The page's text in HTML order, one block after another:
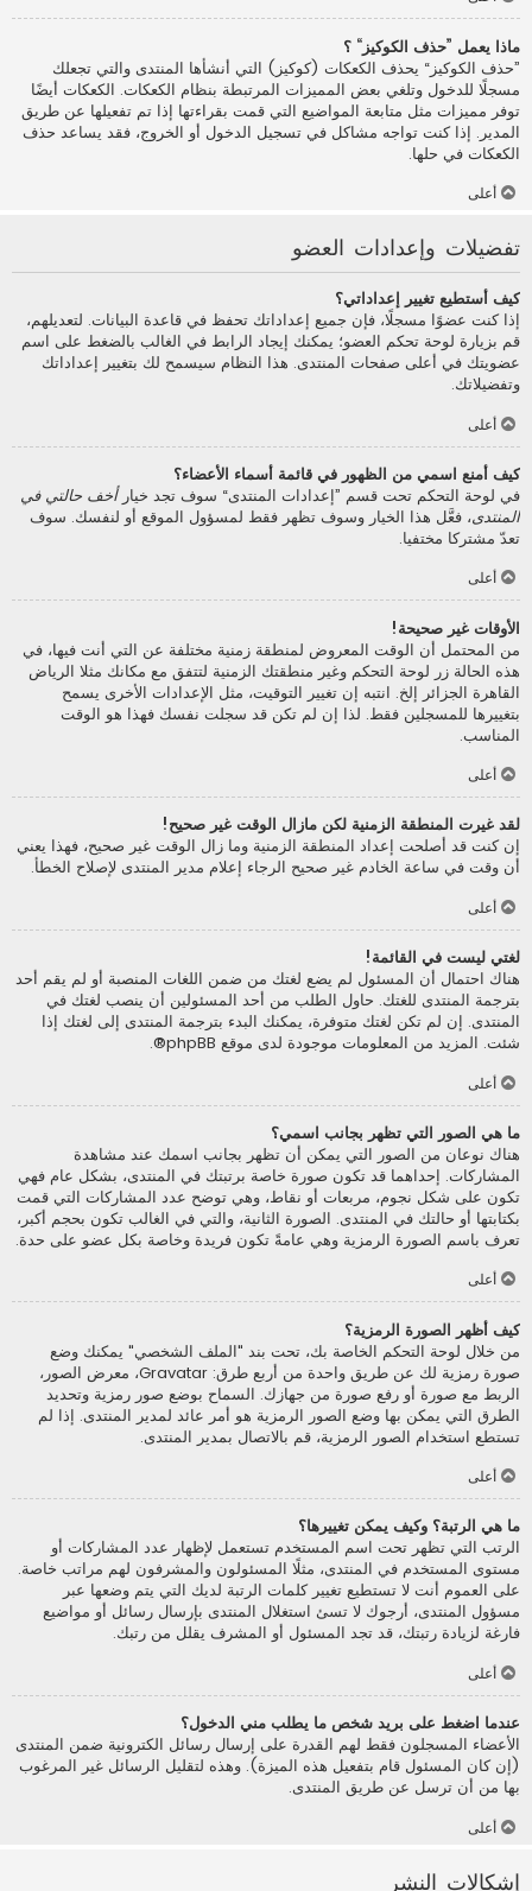
ماذا يعمل ”حذف الكوكيز“ ؟
”حذف الكوكيز“ يحذف الكعكات (كوكيز) التي أنشأها المنتدى والتي تجعلك
مسجلًا للدخول وتلغي بعض المميزات المرتبطة بنظام الكعكات. الكعكات أيضًا
توفر مميزات مثل متابعة المواضيع التي قمت بقراءتها إذا تم تفعيلها عن طريق
المدير. إذا كنت تواجه مشاكل في تسجيل الدخول أو الخروج، فقد يساعد حذف
الكعكات في حلها.
أعلى
تفضيلات وإعدادات العضو
كيف أستطيع تغيير إعداداتي؟
إذا كنت عضوًا مسجلًا، فإن جميع إعداداتك تحفظ في قاعدة البيانات. لتعديلهم،
قم بزيارة لوحة تحكم العضو؛ يمكنك إيجاد الرابط في الغالب بالضغط على اسم
عضويتك في أعلى صفحات المنتدى. هذا النظام سيسمح لك بتغيير إعداداتك
وتفضيلاتك.
أعلى
كيف أمنع اسمي من الظهور في قائمة أسماء الأعضاء؟
في لوحة التحكم تحت قسم ”إعدادات المنتدى“ سوف تجد خيارأخف حالتي في
المنتدى، فعَّل هذا الخيار وسوف تظهر فقط لمسؤول الموقع أو لنفسك. سوف
تعدّ مشتركا مختفيا.
أعلى
الأوقات غير صحيحة!
من المحتمل أن الوقت المعروض لمنطقة زمنية مختلفة عن التي أنت فيها، في
هذه الحالة زر لوحة التحكم وغير منطقتك الزمنية لتتفق مع مكانك مثلا الرياض
القاهرة الجزائر إلخ. انتبه إن تغيير التوقيت، مثل الإعدادات الأخرى يسمح
بتغييرها للمسجلين فقط. لذا إن لم تكن قد سجلت نفسك فهذا هو الوقت
المناسب.
أعلى
لقد غيرت المنطقة الزمنية لكن مازال الوقت غير صحيح!
إن كنت قد أصلحت إعداد المنطقة الزمنية وما زال الوقت غير صحيح، فهذا يعني
أن وقت في ساعة الخادم غير صحيح الرجاء إعلام مدير المنتدى لإصلاح الخطأ.
أعلى
لغتي ليست في القائمة!
هناك احتمال أن المسئول لم يضع لغتك من ضمن اللغات المنصبة أو لم يقم أحد
بترجمة المنتدى للغتك. حاول الطلب من أحد المسئولين أن ينصب لغتك في
المنتدى. إن لم تكن لغتك متوفرة، يمكنك البدء بترجمة المنتدى إلى لغتك إذا
شئت. المزيد من المعلومات موجودة لدى موقع phpBB
®.
أعلى
ما هي الصور التي تظهر بجانب اسمي؟
هناك نوعان من الصور التي يمكن أن تظهر بجانب اسمك عند مشاهدة
المشاركات. إحداهما قد تكون صورة خاصة برتبتك في المنتدى، بشكل عام فهي
تكون على شكل نجوم، مربعات أو نقاط، وهي توضح عدد المشاركات التي قمت
بكتابتها أو حالتك في المنتدى. الصورة الثانية، والتي في الغالب تكون بحجم أكبر،
تعرف باسم الصورة الرمزية وهي عامةً تكون فريدة وخاصة بكل عضو على حدة.
أعلى
كيف أظهر الصورة الرمزية؟
من خلال لوحة التحكم الخاصة بك، تحت بند "الملف الشخصي" يمكنك وضع
صورة رمزية لك عن طريق واحدة من أربع طرق: Gravatar، معرض الصور،
الربط مع صورة أو رفع صورة من جهازك. السماح بوضع صور رمزية وتحديد
الطرق التي يمكن بها وضع الصور الرمزية هو أمر عائد لمدير المنتدى. إذا لم
تستطع استخدام الصور الرمزية، قم بالاتصال بمدير المنتدى.
أعلى
ما هي الرتبة؟ وكيف يمكن تغييرها؟
الرتب التي تظهر تحت اسم المستخدم تستعمل لإظهار عدد المشاركات أو
مستوى المستخدم في المنتدى، مثلًا المسئولون والمشرفون لهم مراتب خاصة.
على العموم أنت لا تستطيع تغيير كلمات الرتبة لديك التي يتم وضعها عبر
مسؤول المنتدى، أرجوك لا تسئ استغلال المنتدى بإرسال رسائل أو مواضيع
فارغة لزيادة رتبتك، قد تجد المسئول أو المشرف يقلل من رتبك.
أعلى
عندما اضغط على بريد شخص ما يطلب مني الدخول؟
الأعضاء المسجلون فقط لهم القدرة على إرسال رسائل الكترونية ضمن المنتدى
(إن كان المسئول قام بتفعيل هذه الميزة). وهذه لتقليل الرسائل غير المرغوب
بها من أن ترسل عن طريق المنتدى.
أعلى
إشكالات النشر